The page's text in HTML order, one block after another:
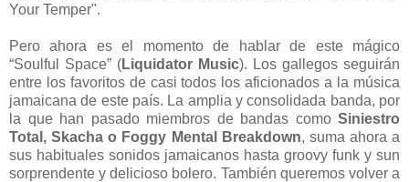
Your Temper".
Pero ahora es el momento de hablar de este mágico
“Soulful Space” (Liquidator Music). Los gallegos seguirán
entre los favoritos de casi todos los aficionados a la música
jamaicana de este país. La amplia y consolidada banda, por
la que han pasado miembros de bandas como Siniestro
Total, Skacha o Foggy Mental Breakdown, suma ahora a
sus habituales sonidos jamaicanos hasta groovy funk y sun
sorprendente y delicioso bolero. También queremos volver a